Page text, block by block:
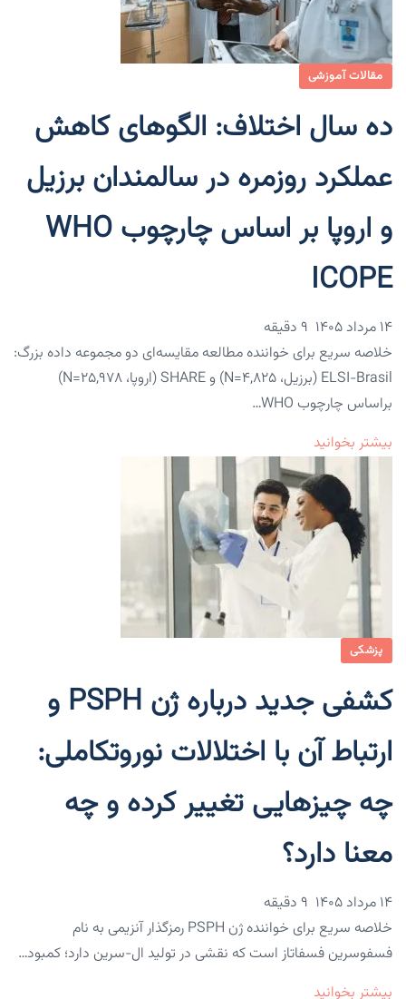
مقالات آموزشی
ده سال اختلاف: الگوهای کاهش
عملکرد روزمره در سالمندان برزیل
و اروپا بر اساس چارچوب WHO
ICOPE
۱۴ مرداد ۱۴۰۵
خلاصه سریع برای خواننده مطالعه مقایسه‌ای دو مجموعه داده بزرگ:
ELSI-Brasil (برزیل، N=۴,۸۲۵) و SHARE (اروپا، N=۲۵,۹۷۸)
براساس چارچوب WHO…
بیشتر بخوانید
پزشکی
کشفی جدید درباره ژن PSPH و
ارتباط آن با اختلالات نوروتکاملی:
چه چیزهایی تغییر کرده و چه
معنا دارد؟
۱۴ مرداد ۱۴۰۵
خلاصه سریع برای خواننده ژن PSPH رمزگذار آنزیمی به نام
فسفوسرین فسفاتاز است که نقشی در تولید ال-سرین دارد؛ کمبود…
بیشتر بخوانید